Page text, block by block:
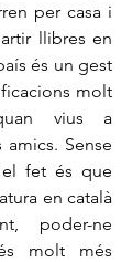
per casa i
llibres en
és un gest
molt
vius a
Sense
fet és que
en català
poder-ne
molt més